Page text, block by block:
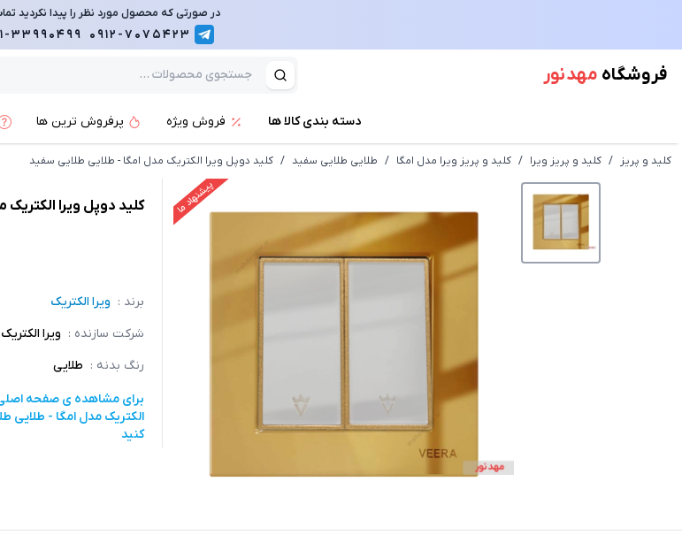
در صورتی که محصول مورد نظر را پیدا نکردید
0912-7075423
33990499
فروشگاه مهد نور
دسته بندی کالا ها فروش ویژه پرفروش ترین ها
کلید و پریز / کلید و پریز ویرا / کلید و پریز ویرا مدل امگا / طلایی طلایی سفید / کلید دوپل ویرا الکتریک مدل امگا - طلایی طلایی سفید
پیشنهاد ما کلید دوپل ویرا
برند : ویرا الکتریک
شرکت سازنده : ویرا الکتریک
رنگ بدنه : طلایی
برای مشاهده ی صفحه
الکتریک مدل امگا - طلایی
کنید